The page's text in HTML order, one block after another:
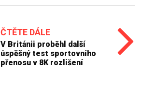
ČTĚTE DÁLE
V Británii proběhl další
úspěšný test sportovního
přenosu v 8K rozlišení